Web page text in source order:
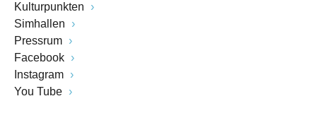
Kulturpunkten
Simhallen
Pressrum
Facebook
Instagram
You Tube